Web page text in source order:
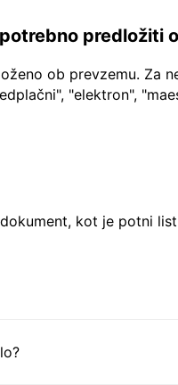
predložiti
ob prevzemu. Za
"elektron",
kot je potni